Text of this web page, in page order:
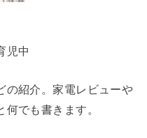
児中
の紹介。家電レビューや
でも書きます。